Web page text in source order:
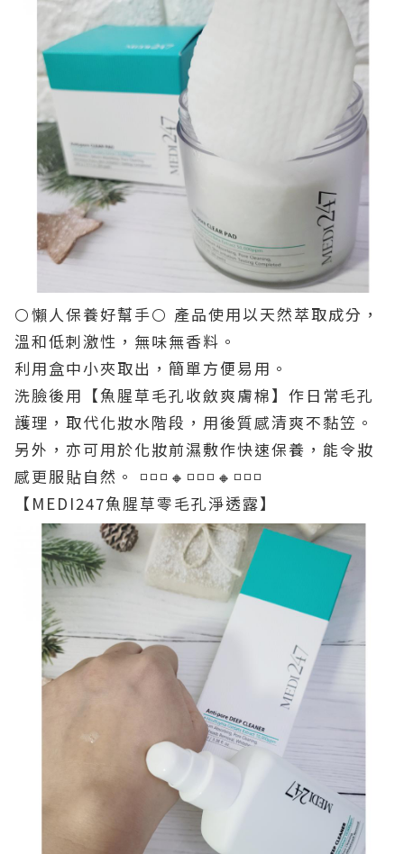
⚪懶人保養好幫手⚪ 產品使用以天然萃取成分，
溫和低刺激性，無味無香料。
利用盒中小夾取出，簡單方便易用。
洗臉後用【魚腥草毛孔收斂爽膚棉】作日常毛孔
護理，取代化妝水階段，用後質感清爽不黏笠。
另外，亦可用於化妝前濕敷作快速保養，能令妝
感更服貼自然。 ◽◽◽🔸️◽◽◽🔸️◽◽◽
【MEDI247魚腥草零毛孔淨透露】